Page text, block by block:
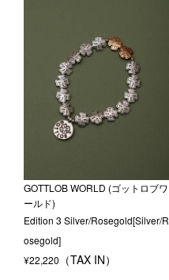
GOTTLOB WORLD (ゴットロブワ
ールド)
Edition 3 Silver/Rosegold[Silver/R
osegold]
¥22,220